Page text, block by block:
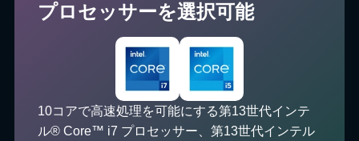
プロセッサーを選択可能
10コアで高速処理を可能にする第13世代インテ
ル® Core™ i7 プロセッサー、第13世代インテル